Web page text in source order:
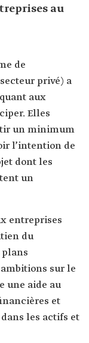
au
de
privé) a
aux
Elles
un minimum
l’intention de
dont les
un
entreprises
du
sur le
une aide au
et
les actifs et